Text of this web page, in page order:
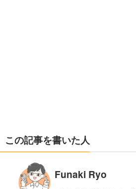
この記事を書いた人
Funaki Ryo